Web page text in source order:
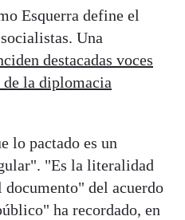
Esquerra define el
Una
destacadas voces
la diplomacia
lo pactado es un
"Es la literalidad
documento" del acuerdo
ha recordado, en